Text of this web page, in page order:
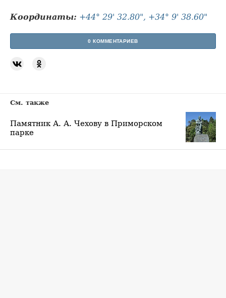
Координаты: +44° 29' 32.80", +34° 9' 38.60"
0 КОММЕНТАРИЕВ
См. также
Памятник А. А. Чехову в Приморском
парке